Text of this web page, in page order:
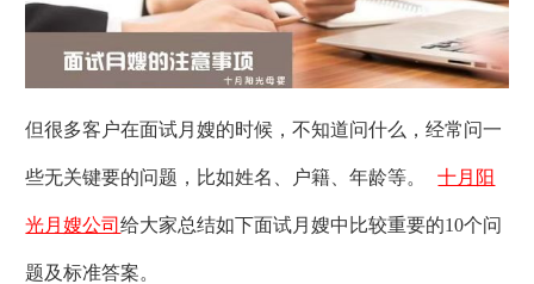
但很多客户在面试月嫂的时候，不知道问什么，经常问一
些无关键要的问题，比如姓名、户籍、年龄等。 十月阳
光月嫂公司给大家总结如下面试月嫂中比较重要的10个问
题及标准答案。